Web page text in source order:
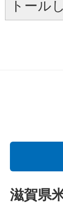
トール
滋賀県